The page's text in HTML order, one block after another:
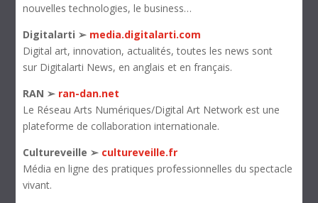
nouvelles technologies, le business…
Digitalarti ➢ media.digitalarti.com
Digital art, innovation, actualités, toutes les news sont
sur Digitalarti News, en anglais et en français.
RAN ➢ ran-dan.net
Le Réseau Arts Numériques/Digital Art Network est une
plateforme de collaboration internationale.
Cultureveille ➢ cultureveille.fr
Média en ligne des pratiques professionnelles du spectacle
vivant.